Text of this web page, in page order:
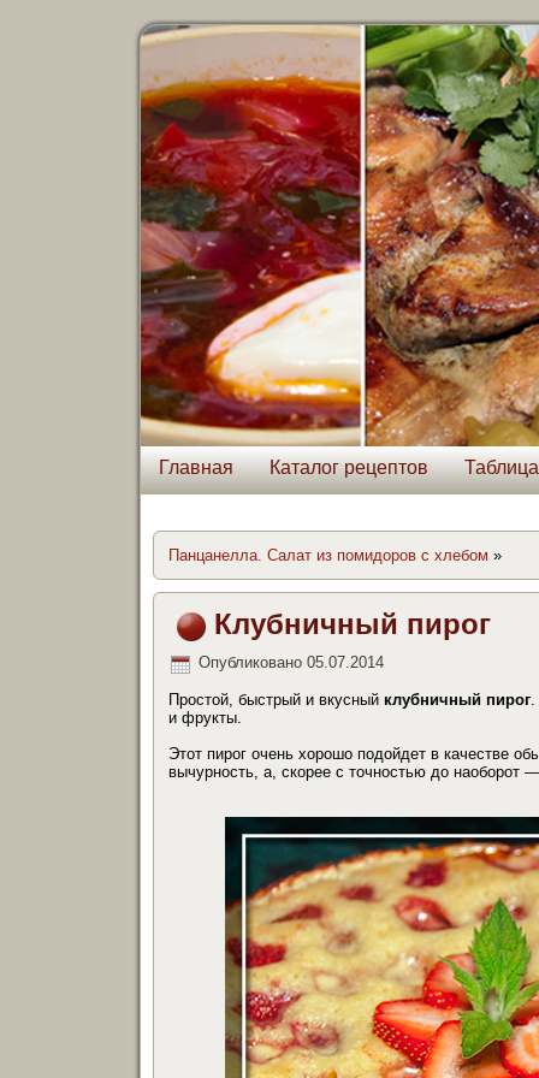
Главная Каталог рецептов
Панцанелла. Салат из помидоров с хлебом »
Клубничный пирог
Опубликовано 05.07.2014
Простой, быстрый и вкусный клубничный пирог
и фрукты.
Этот пирог очень хорошо подойдет в качестве
вычурность, а, скорее с точностью до наоборот